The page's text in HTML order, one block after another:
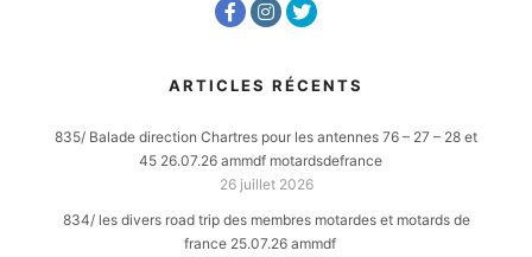
ARTICLES RÉCENTS
835/ Balade direction Chartres pour les antennes 76 – 27 – 28 et
45 26.07.26 ammdf motardsdefrance
26 juillet 2026
834/ les divers road trip des membres motardes et motards de
france 25.07.26 ammdf